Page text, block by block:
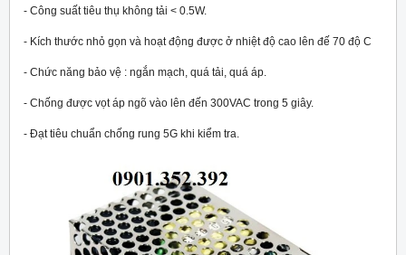
- Công suất tiêu thụ không tải < 0.5W.
- Kích thước nhỏ gọn và hoạt động được ở nhiệt độ cao lên đế 70 độ C
- Chức năng bảo vệ : ngắn mạch, quá tải, quá áp.
- Chống được vọt áp ngõ vào lên đến 300VAC trong 5 giây.
- Đạt tiêu chuẩn chống rung 5G khi kiểm tra.